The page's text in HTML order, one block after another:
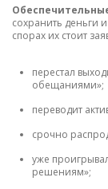
сохранить деньги
спорах их стоит
перестал
обещаниями»;
переводит
срочно
уже
решениям»;